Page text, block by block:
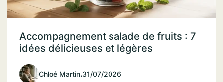
Accompagnement salade de fruits : 7
idées délicieuses et légères
Chloé Martin.31/07/2026